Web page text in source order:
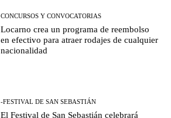
CONCURSOS Y CONVOCATORIAS
Locarno crea un programa de reembolso
en efectivo para atraer rodajes de cualquier
nacionalidad
-FESTIVAL DE SAN SEBASTIÁN
El Festival de San Sebastián celebrará